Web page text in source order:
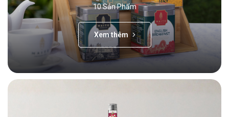
10Sản Phẩm
Xem thêm